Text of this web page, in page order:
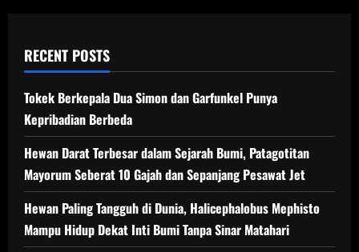
RECENT POSTS
Tokek Berkepala Dua Simon dan Garfunkel Punya
Kepribadian Berbeda
Hewan Darat Terbesar dalam Sejarah Bumi, Patagotitan
Mayorum Seberat 10 Gajah dan Sepanjang Pesawat Jet
Hewan Paling Tangguh di Dunia, Halicephalobus Mephisto
Mampu Hidup Dekat Inti Bumi Tanpa Sinar Matahari